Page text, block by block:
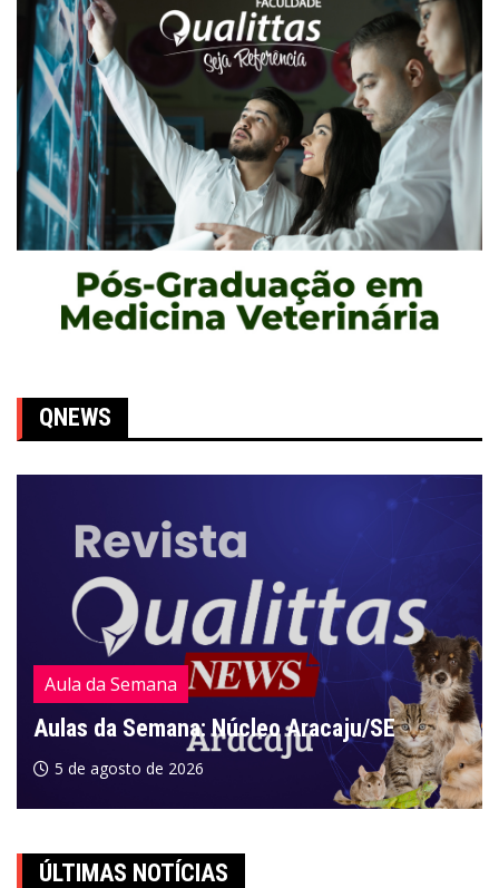
QNEWS
Aula da Semana
Aulas da Semana: Núcleo Aracaju/SE
5 de agosto de 2026
ÚLTIMAS NOTÍCIAS